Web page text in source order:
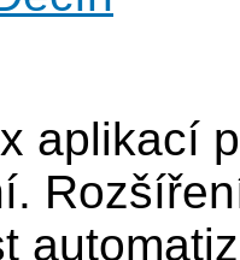
aplikací